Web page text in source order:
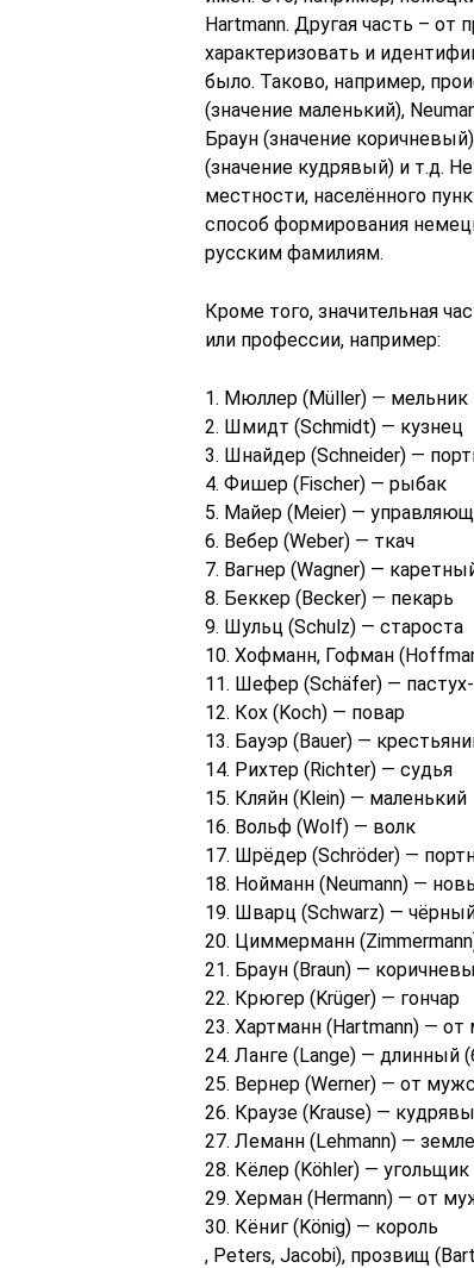
Hartmann. Другая часть –
характеризовать и
было. Таково, например,
(значение маленький),
Браун (значение
(значение кудрявый) и т.д.
местности, населённого
способ формирования
русским фамилиям.
Кроме того, значительная
или профессии, например:
1. Мюллер (Müller) — мельник
2. Шмидт (Schmidt) — кузнец
3. Шнайдер (Schneider) —
4. Фишер (Fischer) — рыбак
5. Майер (Meier) —
6. Вебер (Weber) — ткач
7. Вагнер (Wagner) —
8. Беккер (Becker) — пекарь
9. Шульц (Schulz) — староста
10. Хофманн, Гофман
11. Шефер (Schäfer) —
12. Кох (Koch) — повар
13. Бауэр (Bauer) —
14. Рихтер (Richter) — судья
15. Кляйн (Klein) — маленький
16. Вольф (Wolf) — волк
17. Шрёдер (Schröder) —
18. Нойманн (Neumann) —
19. Шварц (Schwarz) —
20. Циммерманн
21. Браун (Braun) —
22. Крюгер (Krüger) — гончар
23. Хартманн (Hartmann) —
24. Ланге (Lange) — длинный
25. Вернер (Werner) — от
26. Краузе (Krause) —
27. Леманн (Lehmann) —
28. Кёлер (Köhler) — угольщик
29. Херман (Hermann) — от
30. Кёниг (König) — король
, Peters, Jacobi), прозвищ